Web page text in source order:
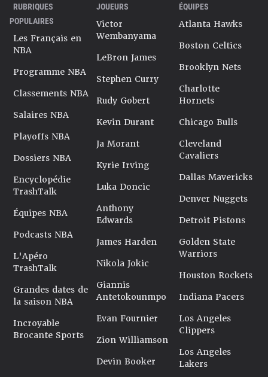
RUBRIQUES
POPULAIRES
Les Français en
NBA
Programme NBA
Classements NBA
Salaires NBA
Playoffs NBA
Dossiers NBA
Encyclopédie
TrashTalk
Équipes NBA
Podcasts NBA
L'Apéro
TrashTalk
Grandes dates de
la saison NBA
Incroyable
Brocante Sports
JOUEURS
Victor
Wembanyama
LeBron James
Stephen Curry
Rudy Gobert
Kevin Durant
Ja Morant
Kyrie Irving
Luka Doncic
Anthony
Edwards
James Harden
Nikola Jokic
Giannis
Antetokounmpo
Evan Fournier
Zion Williamson
Devin Booker
ÉQUIPES
Atlanta Hawks
Boston Celtics
Brooklyn Nets
Charlotte
Hornets
Chicago Bulls
Cleveland
Cavaliers
Dallas Mavericks
Denver Nuggets
Detroit Pistons
Golden State
Warriors
Houston Rockets
Indiana Pacers
Los Angeles
Clippers
Los Angeles
Lakers